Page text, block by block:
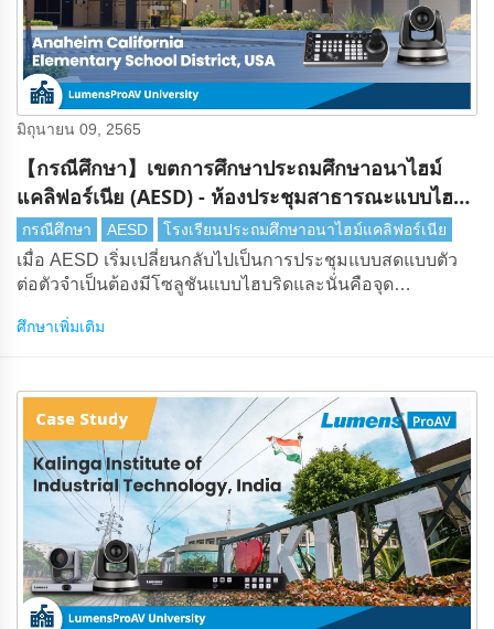
มิถุนายน 09, 2565
【กรณีศึกษา】เขตการศึกษาประถมศึกษาอนาไฮม์
แคลิฟอร์เนีย (AESD) - ห้องประชุมสาธารณะแบบไฮ
บริด
กรณีศึกษา AESD โรงเรียนประถมศึกษาอนาไฮม์แคลิฟอร์เนีย
เมื่อ AESD เริ่มเปลี่ยนกลับไปเป็นการประชุมแบบสดแบบตัว
ต่อตัวจําเป็นต้องมีโซลูชันแบบไฮบริดและนั่นคือจุด
และการประชุมกับ VMI ผู้ขายในท้องถิ่นทางตอนใต้ของ
คณะกรรมการโรงเรียนกระจายอยู่ทั่วห้อง
ศึกษาเพิ่มเติม